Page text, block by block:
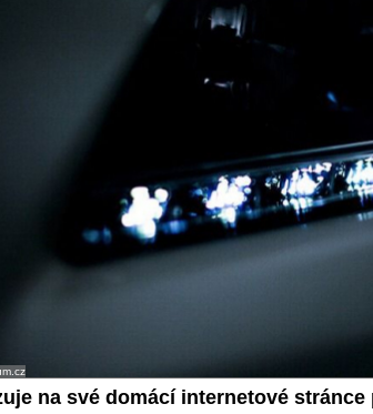
na své domácí internetové